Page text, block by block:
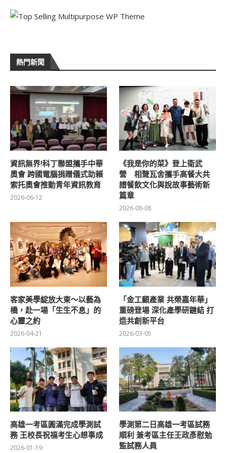
熱門新聞
資訊無界!科丁聯盟攜手中華
奧會 跨國電腦捐贈儀式助賴
索托奧會推動青年資訊教育
2026-06-12
《我是你的菜》登上衛武
營 相聲瓦舍攜手高餐大共
譜餐飲文化與說故事藝術新
篇章
2026-06-08
客家美學綻放大東～以藝為
橋，赴一場「生生不息」的
心靈之約
2026-04-21
「金工顧產業 共榮嘉年華」
重磅登場 深化產學研鏈結 打
造共創新平台
2026-03-05
高雄一考區圓滿完成學測試
務 王校長祝福考生心想事成
2026-01-19
學測第二日高雄一考區試務
順利 兼考區主任王政彥慰勉
監試務人員